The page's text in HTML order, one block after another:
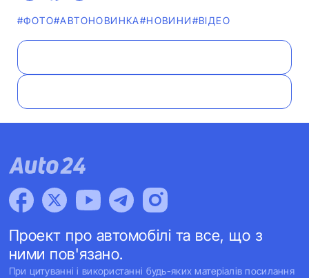
#ФОТО#АВТОНОВИНКА#НОВИНИ#ВІДЕО
Проект про автомобілі та все, що з
ними пов'язано.
При цитуванні і використанні будь-яких матеріалів посилання